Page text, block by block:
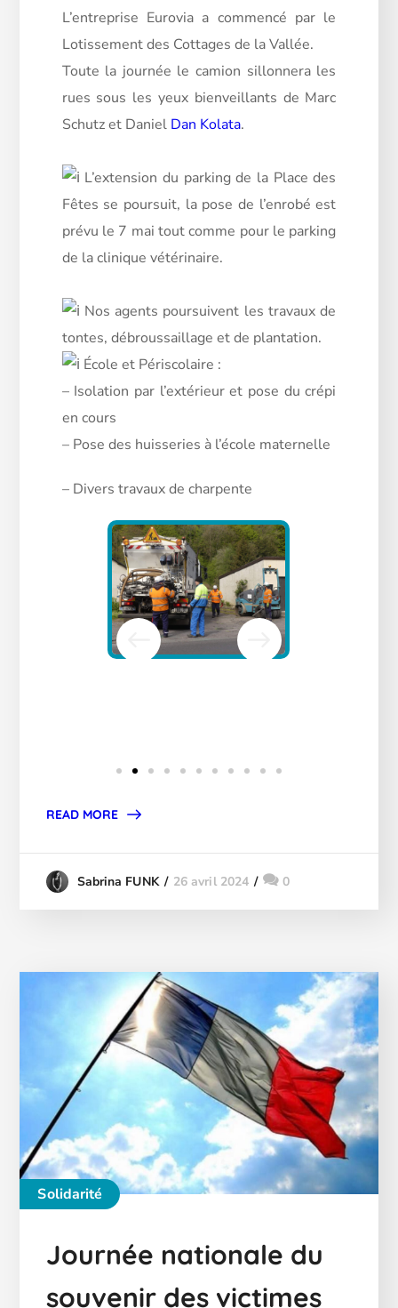
L’entreprise Eurovia a commencé par le
Lotissement des Cottages de la Vallée.
Toute la journée le camion sillonnera les
rues sous les yeux bienveillants de Marc
Schutz et Daniel Dan Kolata.
L’extension du parking de la Place des
Fêtes se poursuit, la pose de l’enrobé est
prévu le 7 mai tout comme pour le parking
de la clinique vétérinaire.
Nos agents poursuivent les travaux de
tontes, débroussaillage et de plantation.
École et Périscolaire :
– Isolation par l’extérieur et pose du crépi
en cours
– Pose des huisseries à l’école maternelle
– Divers travaux de charpente
READ MORE
Sabrina FUNK 26 avril 2024 0
Solidarité
Journée nationale du
souvenir des victimes